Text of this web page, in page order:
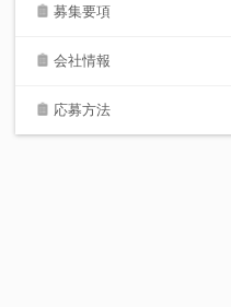
募集要項
会社情報
応募方法